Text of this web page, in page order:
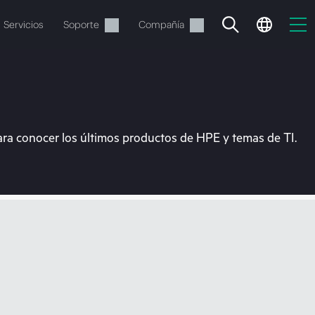
Servicios Soporte Compañía
conocer los últimos productos de HPE y temas de TI.